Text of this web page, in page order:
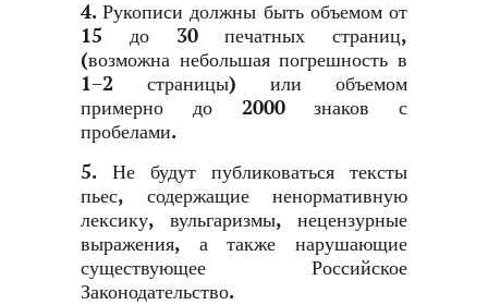
4. Рукописи должны быть объемом от
15 до 30 печатных страниц,
(возможна небольшая погрешность в
1−2 страницы) или объемом
примерно до 2000 знаков с
пробелами.
5. Не будут публиковаться тексты
пьес, содержащие ненормативную
лексику, вульгаризмы, нецензурные
выражения, а также нарушающие
существующее Российское
Законодательство.